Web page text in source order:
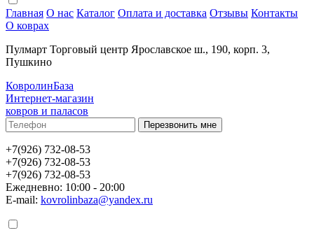
Главная О нас Каталог Оплата и доставка Отзывы Контакты
О коврах
Пулмарт Торговый центр Ярославское ш., 190, корп. 3,
Пушкино
КовролинБаза
Интернет-магазин
ковров и паласов
+7(926) 732-08-53
+7(926) 732-08-53
+7(926) 732-08-53
Ежедневно: 10:00 - 20:00
E-mail: kovrolinbaza@yandex.ru